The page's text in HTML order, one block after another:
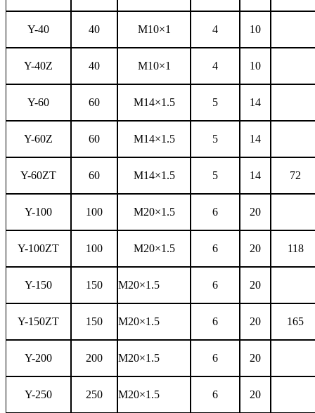
Y-40 40 M10×1 4 10
Y-40Z 40 M10×1 4 10
Y-60 60 M14×1.5 5 14
Y-60Z 60 M14×1.5 5 14
Y-60ZT 60 M14×1.5 5 14 72
Y-100 100 M20×1.5 6 20
Y-100ZT 100 M20×1.5 6 20 118
Y-150 150 M20×1.5 6 20
Y-150ZT 150 M20×1.5 6 20 165
Y-200 200 M20×1.5 6 20
Y-250 250 M20×1.5 6 20